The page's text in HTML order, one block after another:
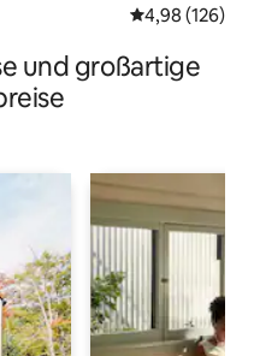
4,98 (126)
und großartige